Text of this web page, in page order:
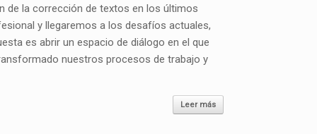
de la corrección de textos en los últimos
y llegaremos a los desafíos actuales,
es abrir un espacio de diálogo en el que
nuestros procesos de trabajo y
Leer más